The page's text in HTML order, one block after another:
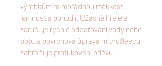
výrobkům mimořádnou měkkost,
jemnost a pohodlí. Úžasně hřeje a
zaručuje rychlé odpařování vody nebo
potu a povrchová úprava microfleecu
zabraňuje profukování oděvu.